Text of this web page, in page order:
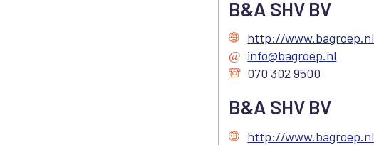
B&A SHV BV
http://www.bagroep.nl
info@bagroep.nl
070 302 9500
B&A SHV BV
http://www.bagroep.nl